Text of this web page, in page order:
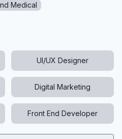
Medical
UI/UX Designer
Digital Marketing
Front End Developer